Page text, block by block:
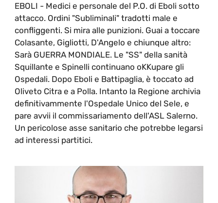
EBOLI - Medici e personale del P.O. di Eboli sotto
attacco. Ordini "Subliminali" tradotti male e
confliggenti. Si mira alle punizioni. Guai a toccare
Colasante, Gigliotti, D'Angelo e chiunque altro:
Sarà GUERRA MONDIALE. Le "SS" della sanità
Squillante e Spinelli continuano oKKupare gli
Ospedali. Dopo Eboli e Battipaglia, è toccato ad
Oliveto Citra e a Polla. Intanto la Regione archivia
definitivammente l'Ospedale Unico del Sele, e
pare avvii il commissariamento dell'ASL Salerno.
Un pericolose asse sanitario che potrebbe legarsi
ad interessi partitici.